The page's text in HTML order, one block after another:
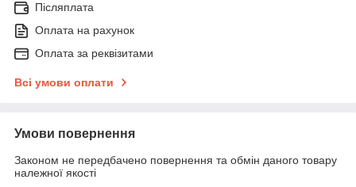
Післяплата
Оплата на рахунок
Оплата за реквізитами
Всі умови оплати
Умови повернення
Законом не передбачено повернення та обмін даного товару
належної якості